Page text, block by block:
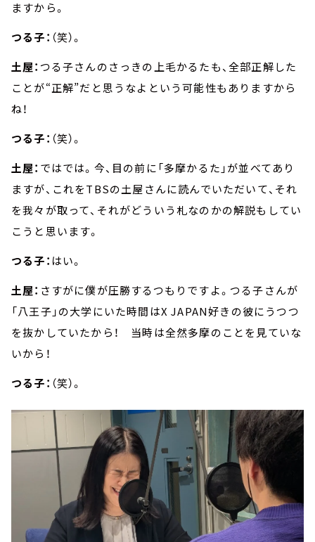
ますから。
つる子： （笑）。
土屋： つる子さんのさっきの上毛かるたも、全部正解した
ことが“正解”だと思うなよという可能性もありますから
ね！
つる子： （笑）。
土屋： ではでは。今、目の前に「多摩かるた」が並べてあり
ますが、これをTBSの土屋さんに読んでいただいて、それ
を我々が取って、それがどういう札なのかの解説もしてい
こうと思います。
つる子： はい。
土屋： さすがに僕が圧勝するつもりですよ。つる子さんが
「八王子」の大学にいた時間はX JAPAN好きの彼にうつつ
を抜かしていたから！ 当時は全然多摩のことを見ていな
いから！
つる子： （笑）。